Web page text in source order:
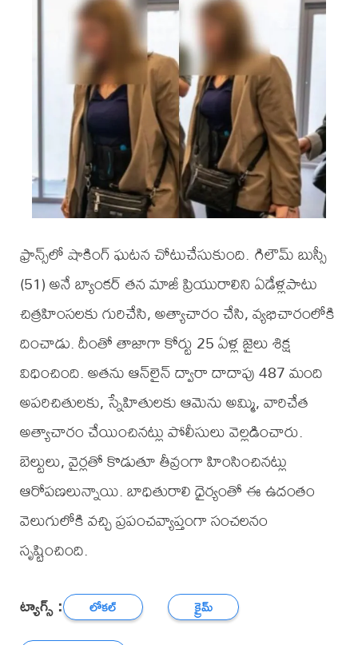
ఫ్రాన్స్‌లో షాకింగ్ ఘటన చోటుచేసుకుంది. గిలౌమ్ బుస్సీ
(51) అనే బ్యాంకర్‌ తన మాజీ ప్రియురాలిని ఏడేళ్లపాటు
చిత్రహింసలకు గురిచేసి, అత్యాచారం చేసి, వ్యభిచారంలోకి
దించాడు. దీంతో తాజాగా కోర్టు 25 ఏళ్ల జైలు శిక్ష
విధించింది. అతను ఆన్‌లైన్ ద్వారా దాదాపు 487 మంది
అపరిచితులకు, స్నేహితులకు ఆమెను అమ్మి, వారిచేత
అత్యాచారం చేయించినట్లు పోలీసులు వెల్లడించారు.
బెల్టులు, వైర్లతో కొడుతూ తీవ్రంగా హింసించినట్లు
ఆరోపణలున్నాయి. బాధితురాలి ధైర్యంతో ఈ ఉదంతం
వెలుగులోకి వచ్చి ప్రపంచవ్యాప్తంగా సంచలనం
సృష్టించింది.
ట్యాగ్స్ : లోకల్
క్రైమ్